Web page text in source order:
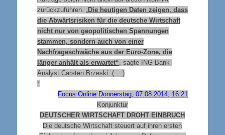
zurückzuführen. „ Die heutigen Daten zeigen, dass
die Abwärtsrisiken für die deutsche Wirtschaft
nicht nur von geopolitischen Spannungen
stammen, sondern auch von einer
Nachfrageschwäche aus der Euro-Zone, die
länger anhält als erwartet“ , sagte ING-Bank-
Analyst Carsten Brzeski. (….)
°
Focus Online Donnerstag, 07.08.2014, 16:21
Konjunktur
DEUTSCHER WIRTSCHAFT DROHT EINBRUCH
Die deutsche Wirtschaft steuert auf ihren ersten